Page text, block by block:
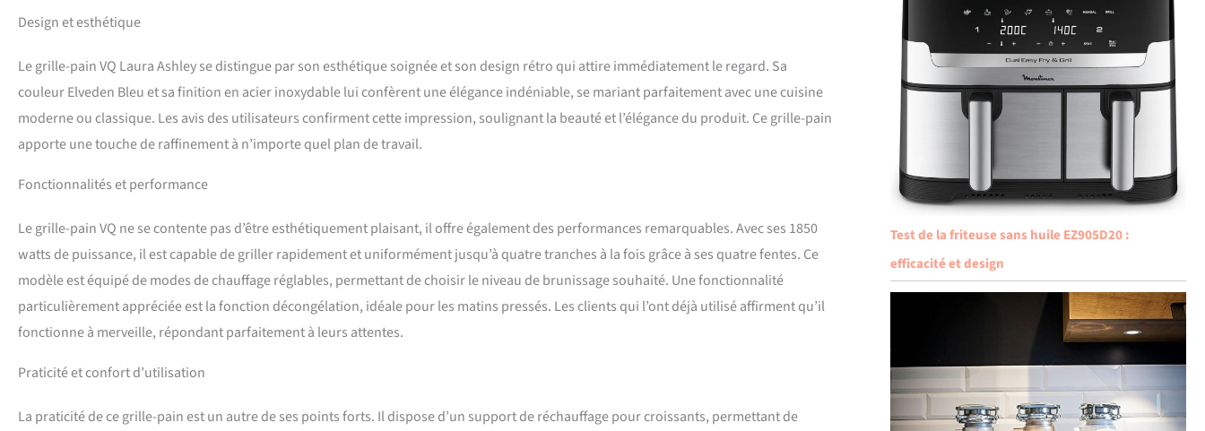
Design et esthétique
Le grille-pain VQ Laura Ashley se distingue par son esthétique soignée et son design rétro qui attire immédiatement le regard. Sa
couleur Elveden Bleu et sa finition en acier inoxydable lui confèrent une élégance indéniable, se mariant parfaitement avec une cuisine
moderne ou classique. Les avis des utilisateurs confirment cette impression, soulignant la beauté et l’élégance du produit. Ce grille-pain
apporte une touche de raffinement à n’importe quel plan de travail.
Fonctionnalités et performance
Le grille-pain VQ ne se contente pas d’être esthétiquement plaisant, il offre également des performances remarquables. Avec ses 1850
watts de puissance, il est capable de griller rapidement et uniformément jusqu’à quatre tranches à la fois grâce à ses quatre fentes. Ce
modèle est équipé de modes de chauffage réglables, permettant de choisir le niveau de brunissage souhaité. Une fonctionnalité
particulièrement appréciée est la fonction décongélation, idéale pour les matins pressés. Les clients qui l’ont déjà utilisé affirment qu’il
fonctionne à merveille, répondant parfaitement à leurs attentes.
Praticité et confort d’utilisation
La praticité de ce grille-pain est un autre de ses points forts. Il dispose d’un support de réchauffage pour croissants, permettant de
Test de la friteuse sans huile EZ905D20 :
efficacité et design